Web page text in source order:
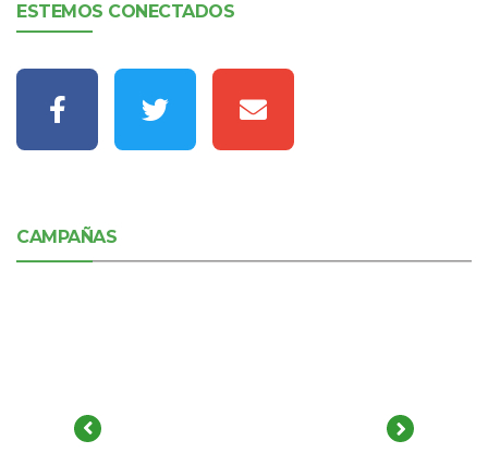
ESTEMOS CONECTADOS
CAMPAÑAS